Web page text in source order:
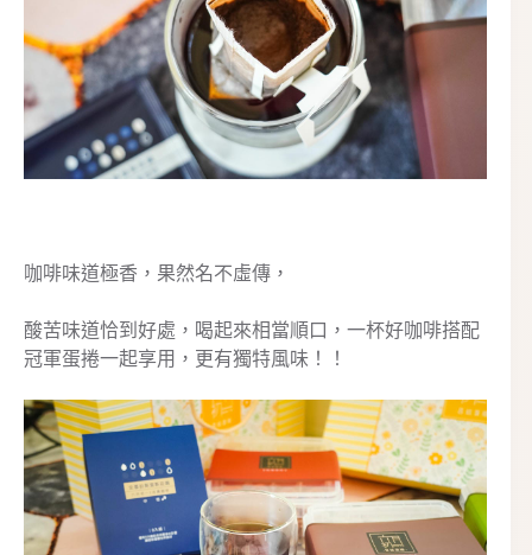
咖啡味道極香，果然名不虛傳，
酸苦味道恰到好處，喝起來相當順口，一杯好咖啡搭配
冠軍蛋捲一起享用，更有獨特風味！！